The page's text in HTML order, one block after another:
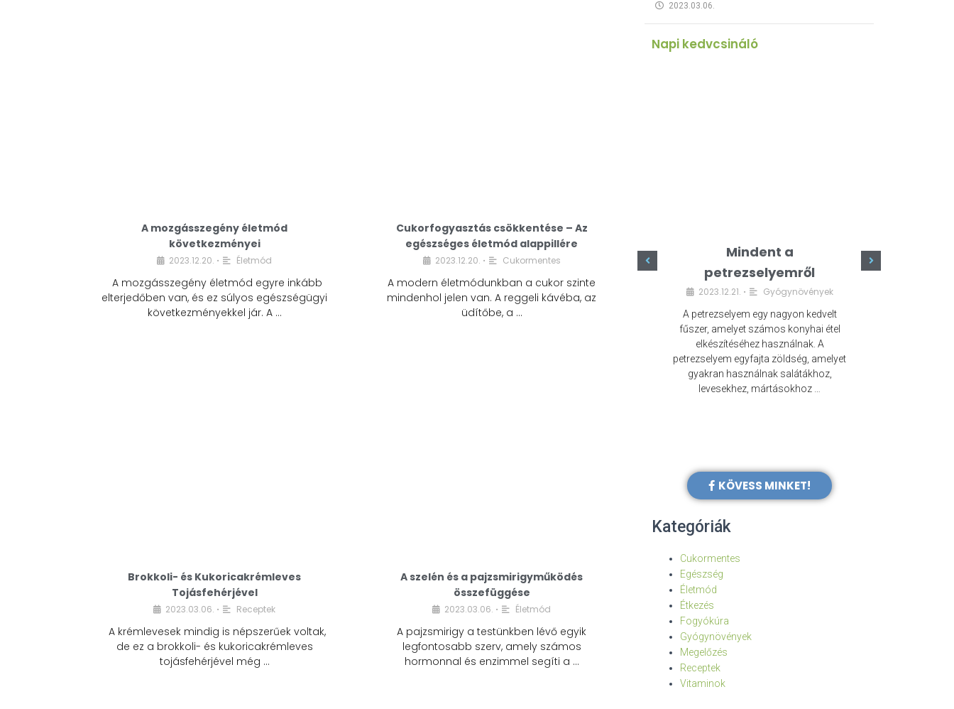
A mozgásszegény életmód
következményei
2023.12.20. • Életmód
A mozgásszegény életmód egyre inkább
elterjedőben van, és ez súlyos egészségügyi
következményekkel jár. A …
Cukorfogyasztás csökkentése – Az
egészséges életmód alappillére
2023.12.20. • Cukormentes
A modern életmódunkban a cukor szinte
mindenhol jelen van. A reggeli kávéba, az
üdítőbe, a …
Brokkoli- és Kukoricakrémleves
Tojásfehérjével
2023.03.06. • Receptek
A krémlevesek mindig is népszerűek voltak,
de ez a brokkoli- és kukoricakrémleves
tojásfehérjével még …
A szelén és a pajzsmirigyműködés
összefüggése
2023.03.06. • Életmód
A pajzsmirigy a testünkben lévő egyik
legfontosabb szerv, amely számos
hormonnal és enzimmel segíti a …
2023.03.06.
Napi kedvcsináló
Cukorfogyasztás
egészséges életmód
alappillére
Mindent a
petrezselyemről
2023.12.21. • Gyógynövények
A petrezselyem egy nagyon kedvelt
fűszer, amelyet számos konyhai étel
elkészítéséhez használnak. A
petrezselyem egyfajta zöldség, amelyet
gyakran használnak salátákhoz,
levesekhez, mártásokhoz …
KÖVESS MINKET!
Kategóriák
Cukormentes
Egészség
Életmód
Étkezés
Fogyókúra
Gyógynövények
Megelőzés
Receptek
Vitaminok